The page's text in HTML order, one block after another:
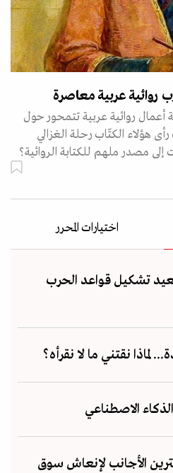
روائية عربية معاصرة
أعمال روائية عربية تتمحور حول
هؤلاء الكتّاب رحلة الغزالي
مصدر ملهم للكتابة الروائية؟
اختيارات المحرر
تشكيل قواعد الحرب
لماذا نقتني ما لا نقرأه؟
الاصطناعي
الأجانب لإنعاش سوق